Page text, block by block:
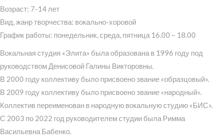
Возраст: 7-14 лет
Вид, жанр творчества: вокально-хоровой
График работы: понедельник, среда, пятница 16.00 – 18.00
Вокальная студия «Элита» была образована в 1996 году под
руководством Денисовой Галины Викторовны.
В 2000 году коллективу было присвоено звание «образцовый».
В 2009 году коллективу было присвоено звание «народный».
Коллектив переименован в народную вокальную студию «БИС».
С 2003 по 2022 год руководителем студии была Римма
Васильевна Бабенко.